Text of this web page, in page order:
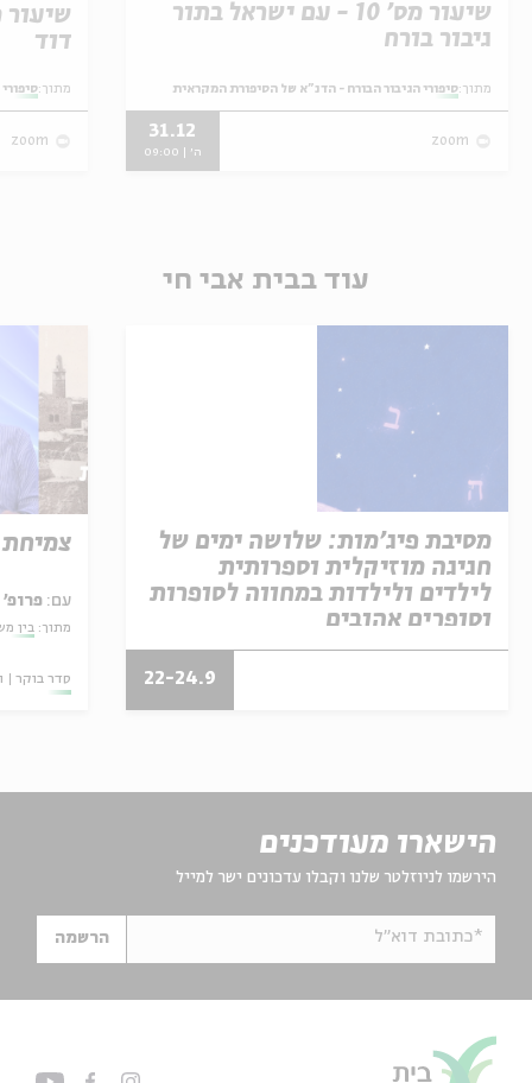
שיעור מס' 10 - עם ישראל בתור
גיבור בורח
מתוך:סיפורי הגיבור הבורח - הדנ"א של הסיפורת המקראית
zoom
31.12
ה' | 09:00
דוד
מתוך:
zoom
עוד בבית אבי חי
מסיבת פיג'מות: שלושה ימים של
חגיגה מוזיקלית וספרותית
לילדים ולילדות במחווה לסופרות
וסופרים אהובים
22-24.9
צמיחת
עם:
מתוך: בין
סדר בוקר
הישארו מעודכנים
הירשמו לניוזלטר שלנו וקבלו עדכונים ישר למייל
*כתובת דוא"ל הרשמה